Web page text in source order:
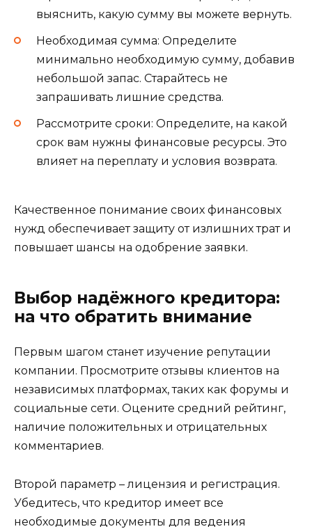
выяснить, какую сумму вы можете вернуть.
Необходимая сумма: Определите
минимально необходимую сумму, добавив
небольшой запас. Старайтесь не
запрашивать лишние средства.
Рассмотрите сроки: Определите, на какой
срок вам нужны финансовые ресурсы. Это
влияет на переплату и условия возврата.
Качественное понимание своих финансовых
нужд обеспечивает защиту от излишних трат и
повышает шансы на одобрение заявки.
Выбор надёжного кредитора:
на что обратить внимание
Первым шагом станет изучение репутации
компании. Просмотрите отзывы клиентов на
независимых платформах, таких как форумы и
социальные сети. Оцените средний рейтинг,
наличие положительных и отрицательных
комментариев.
Второй параметр – лицензия и регистрация.
Убедитесь, что кредитор имеет все
необходимые документы для ведения